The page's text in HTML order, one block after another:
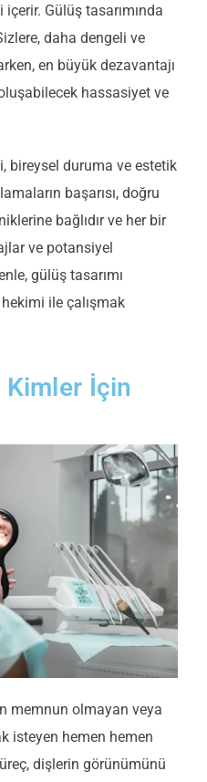
içerir. Gülüş tasarımında
daha dengeli ve
en büyük dezavantajı
hassasiyet ve
bireysel duruma ve estetik
başarısı, doğru
bağlıdırve her bir
ve potansiyel
gülüş tasarımı
ile çalışmak
Kimler İçin
memnun olmayan veya
isteyen hemen hemen
dişlerin görünümünü